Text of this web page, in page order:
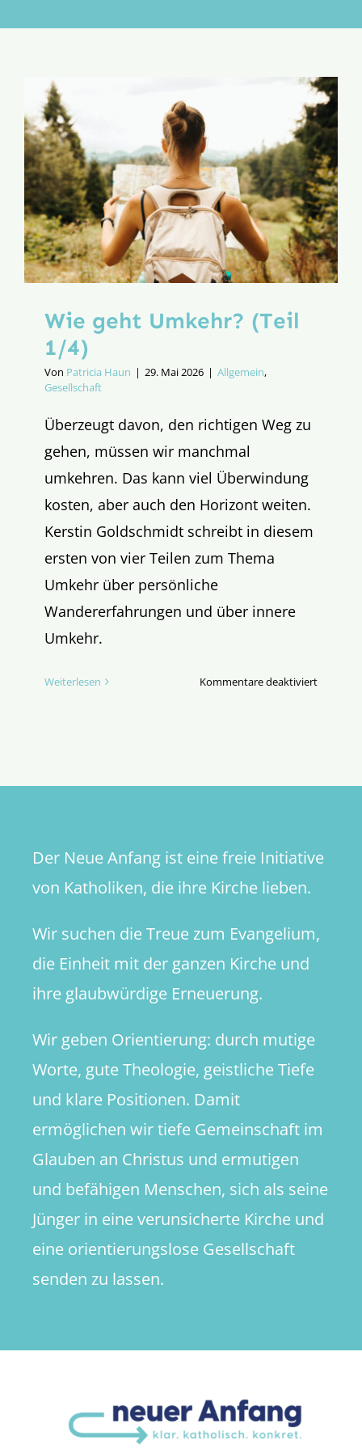
Aktion
Wie geht Umkehr? (Teil
1/4)
Von Patricia Haun | 29. Mai 2026 | Allgemein,
Gesellschaft
Überzeugt davon, den richtigen Weg zu
gehen, müssen wir manchmal
umkehren. Das kann viel Überwindung
kosten, aber auch den Horizont weiten.
Kerstin Goldschmidt schreibt in diesem
ersten von vier Teilen zum Thema
Umkehr über persönliche
Wandererfahrungen und über innere
Umkehr.
Weiterlesen Kommentare deaktiviertfür
Der Neue Anfang ist eine freie Initiative
von Katholiken, die ihre Kirche lieben.
Wir suchen die Treue zum Evangelium,
die Einheit mit der ganzen Kirche und
ihre glaubwürdige Erneuerung.
Wir geben Orientierung: durch mutige
Worte, gute Theologie, geistliche Tiefe
und klare Positionen. Damit
ermöglichen wir tiefe Gemeinschaft im
Glauben an Christus und ermutigen
und befähigen Menschen, sich als seine
Jünger in eine verunsicherte Kirche und
eine orientierungslose Gesellschaft
senden zu lassen.